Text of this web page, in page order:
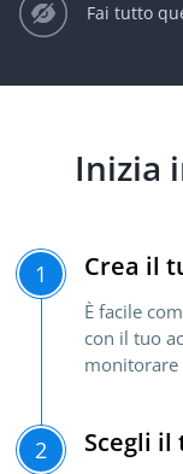
Fai tutto
Inizia
1 Crea il
È facile
con il tuo
monitorare
2 Scegli il